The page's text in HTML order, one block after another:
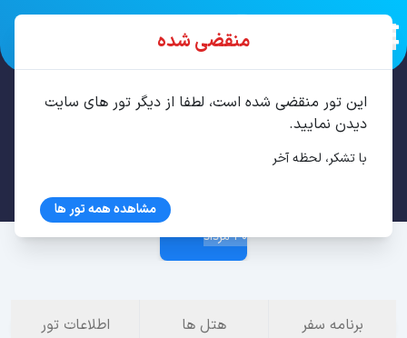
30 مرداد
برنامه سفر هتل ها اطلاعات تور
منقضی شده
این تور منقضی شده است، لطفا از دیگر تور های سایت
دیدن نمایید.
با تشکر، لحظه آخر
مشاهده همه تور ها